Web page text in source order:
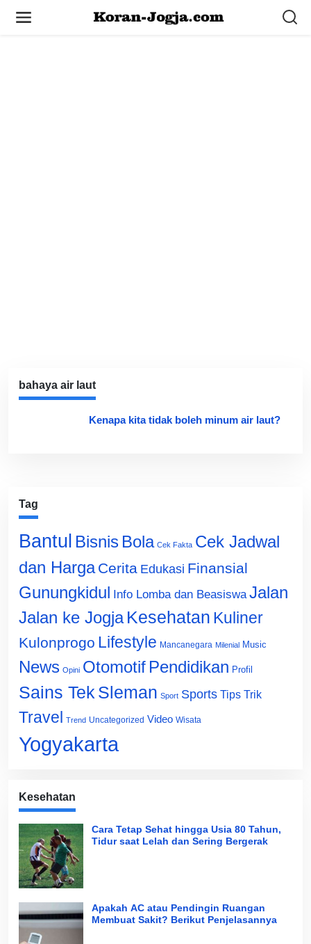
bahaya air laut
Kenapa kita tidak boleh minum air laut?
Tag
Bantul Bisnis Bola Cek Fakta Cek Jadwal
dan Harga Cerita Edukasi Finansial
Gunungkidul Info Lomba dan Beasiswa Jalan
Jalan ke Jogja Kesehatan Kuliner
Kulonprogo Lifestyle Mancanegara Milenial Music
News Opini Otomotif Pendidikan Profil
Sains Tek Sleman Sport Sports Tips Trik
Travel Trend Uncategorized Video Wisata
Yogyakarta
Kesehatan
Cara Tetap Sehat hingga Usia 80 Tahun,
Tidur saat Lelah dan Sering Bergerak
Apakah AC atau Pendingin Ruangan
Membuat Sakit? Berikut Penjelasannya